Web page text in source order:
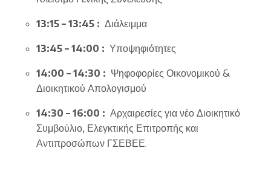
13:15 – 13:45 : Διάλειμμα
13:45 – 14:00 : Υποψηφιότητες
14:00 – 14:30 : Ψηφοφορίες Οικονομικού &
Διοικητικού Απολογισμού
14:30 – 16:00 : Αρχαιρεσίες για νέο Διοικητικό
Συμβούλιο, Ελεγκτικής Επιτροπής και
Αντιπροσώπων ΓΣΕΒΕΕ.